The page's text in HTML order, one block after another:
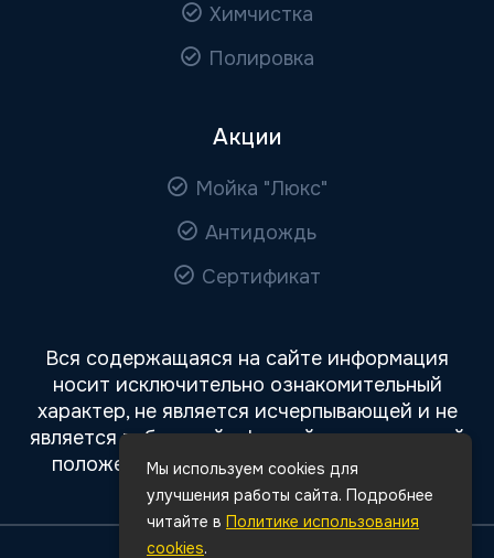
Химчистка
Полировка
Акции
Мойка "Люкс"
Антидождь
Сертификат
Вся содержащаяся на сайте информация
носит исключительно ознакомительный
характер, не является исчерпывающей и не
является публичной офертой, определяемой
положениями статьи 437 Гражданского
кодекса РФ.
Мы используем cookies для
улучшения работы сайта. Подробнее
читайте в Политике использования
cookies.